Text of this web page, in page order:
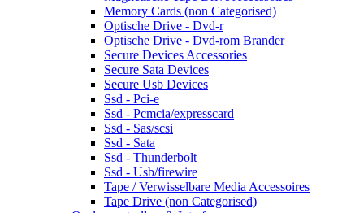
Memory Cards (non Categorised)
Optische Drive - Dvd-r
Optische Drive - Dvd-rom Brander
Secure Devices Accessories
Secure Sata Devices
Secure Usb Devices
Ssd - Pci-e
Ssd - Pcmcia/expresscard
Ssd - Sas/scsi
Ssd - Sata
Ssd - Thunderbolt
Ssd - Usb/firewire
Tape / Verwisselbare Media Accessoires
Tape Drive (non Categorised)